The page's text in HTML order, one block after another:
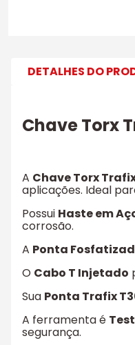
DETALHES DO
Chave Torx
A Chave Torx
aplicações. Ideal
Possui Haste em
corrosão.
A Ponta
O Cabo T Injetado
Sua Ponta Trafix
A ferramenta é
segurança.